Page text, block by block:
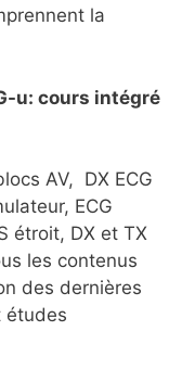
la
u: cours intégré
AV, DX ECG
ECG
étroit, DX et TX
les contenus
des dernières
études